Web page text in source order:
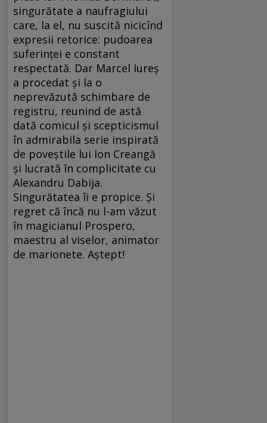
singurătate a naufragiului
care, la el, nu suscită nicicînd
expresii retorice: pudoarea
suferinţei e constant
respectată. Dar Marcel Iureş
a procedat şi la o
neprevăzută schimbare de
registru, reunind de astă
dată comicul şi scepticismul
în admirabila serie inspirată
de poveştile lui Ion Creangă
şi lucrată în complicitate cu
Alexandru Dabija.
Singurătatea îi e propice. Şi
regret că încă nu l-am văzut
în magicianul Prospero,
maestru al viselor, animator
de marionete. Aştept!